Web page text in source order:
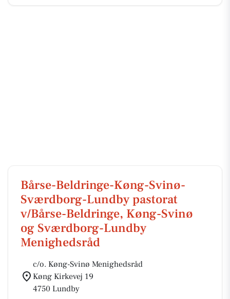
Bårse-Beldringe-Køng-Svinø-
Sværdborg-Lundby pastorat
v/Bårse-Beldringe, Køng-Svinø
og Sværdborg-Lundby
Menighedsråd
c/o. Køng-Svinø Menighedsråd
Køng Kirkevej 19
4750 Lundby